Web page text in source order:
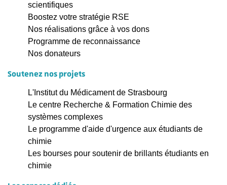
scientifiques
Boostez votre stratégie RSE
Nos réalisations grâce à vos dons
Programme de reconnaissance
Nos donateurs
Soutenez nos projets
L'Institut du Médicament de Strasbourg
Le centre Recherche & Formation Chimie des
systèmes complexes
Le programme d'aide d'urgence aux étudiants de
chimie
Les bourses pour soutenir de brillants étudiants en
chimie